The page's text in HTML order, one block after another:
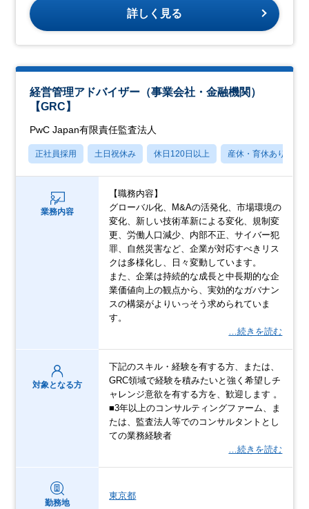
詳しく見る
経営管理アドバイザー（事業会社・金融機関）
【GRC】
PwC Japan有限責任監査法人
正社員採用 土日祝休み 休日120日以上 産休・育休あり
業務内容
【職務内容】
グローバル化、M&Aの活発化、市場環境の
変化、新しい技術革新による変化、規制変
更、労働人口減少、内部不正、サイバー犯
罪、自然災害など、企業が対応すべきリス
クは多様化し、日々変動しています。
また、企業は持続的な成長と中長期的な企
業価値向上の観点から、実効的なガバナン
スの構築がよりいっそう求められていま
す。
…続きを読む
対象となる方
下記のスキル・経験を有する方、または、
GRC領域で経験を積みたいと強く希望しチ
ャレンジ意欲を有する方を、歓迎します 。
■3年以上のコンサルティングファーム、ま
たは、監査法人等でのコンサルタントとし
ての業務経験者
…続きを読む
勤務地
東京都